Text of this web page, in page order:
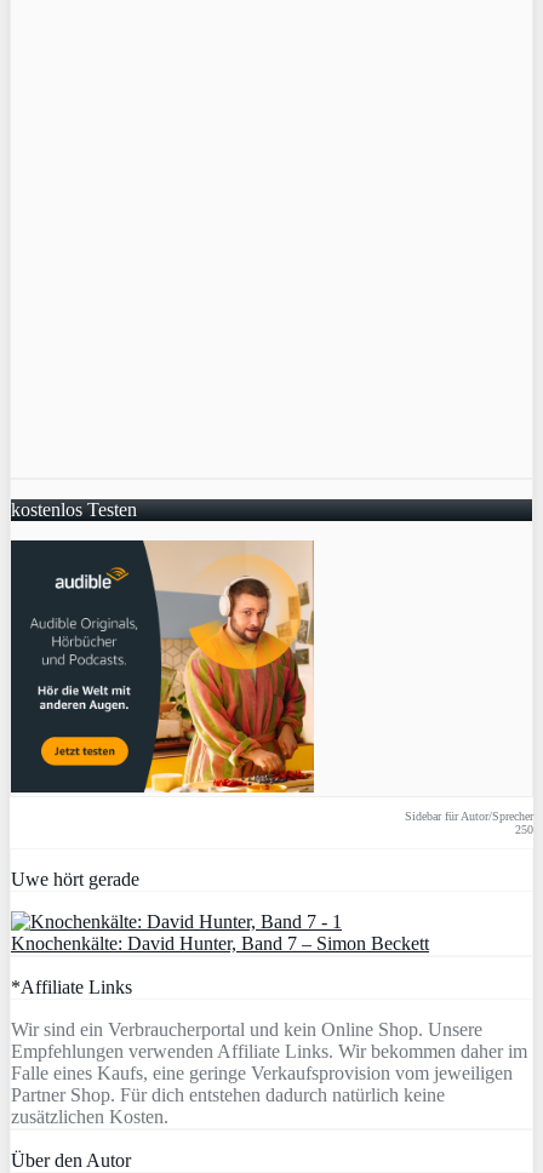
kostenlos Testen
Sidebar für Autor/Sprecher
250
Uwe hört gerade
Knochenkälte: David Hunter, Band 7 – Simon Beckett
*Affiliate Links
Wir sind ein Verbraucherportal und kein Online Shop. Unsere
Empfehlungen verwenden Affiliate Links. Wir bekommen daher im
Falle eines Kaufs, eine geringe Verkaufsprovision vom jeweiligen
Partner Shop. Für dich entstehen dadurch natürlich keine
zusätzlichen Kosten.
Über den Autor